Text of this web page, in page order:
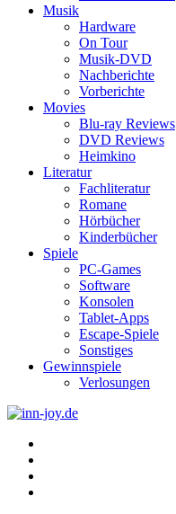
Musik
Hardware
On Tour
Musik-DVD
Nachberichte
Vorberichte
Movies
Blu-ray Reviews
DVD Reviews
Heimkino
Literatur
Fachliteratur
Romane
Hörbücher
Kinderbücher
Spiele
PC-Games
Software
Konsolen
Tablet-Apps
Escape-Spiele
Sonstiges
Gewinnspiele
Verlosungen